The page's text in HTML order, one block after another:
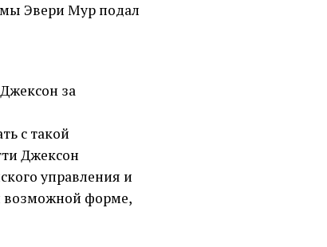
Эвери Мур подал
за
с такой
Джексон
управления и
возможной форме,